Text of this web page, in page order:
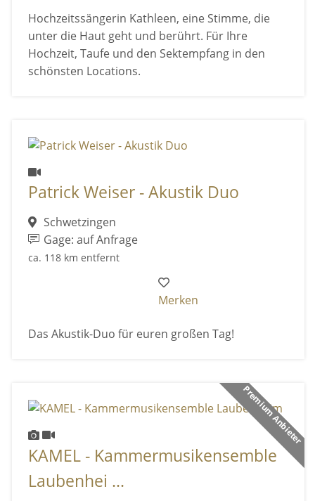
Hochzeitssängerin Kathleen, eine Stimme, die
unter die Haut geht und berührt. Für Ihre
Hochzeit, Taufe und den Sektempfang in den
schönsten Locations.
Patrick Weiser - Akustik Duo
Schwetzingen
Gage: auf Anfrage
ca. 118 km entfernt
Merken
Das Akustik-Duo für euren großen Tag!
Premium Anbieter
KAMEL - Kammermusikensemble
Laubenhei ...